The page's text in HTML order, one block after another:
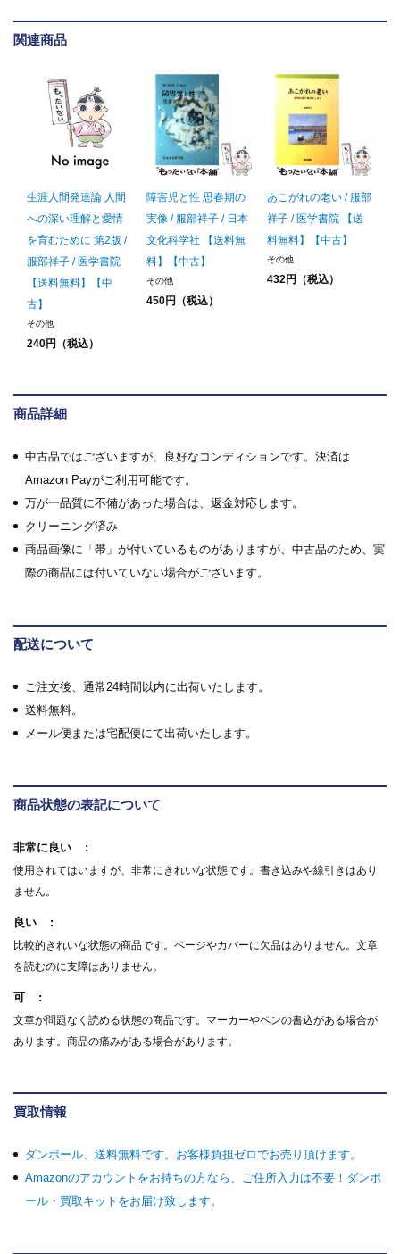
関連商品
生涯人間発達論 人間
への深い理解と愛情
を育むために 第2版 /
服部祥子 / 医学書院
【送料無料】【中
古】
その他
240円（税込）
障害児と性 思春期の
実像 / 服部祥子 / 日本
文化科学社 【送料無
料】【中古】
その他
450円（税込）
あこがれの老い / 服部
祥子 / 医学書院 【送
料無料】【中古】
その他
432円（税込）
商品詳細
中古品ではございますが、良好なコンディションです。決済は
Amazon Payがご利用可能です。
万が一品質に不備があった場合は、返金対応します。
クリーニング済み
商品画像に「帯」が付いているものがありますが、中古品のため、実
際の商品には付いていない場合がございます。
配送について
ご注文後、通常24時間以内に出荷いたします。
送料無料。
メール便または宅配便にて出荷いたします。
商品状態の表記について
非常に良い
使用されてはいますが、非常にきれいな状態です。書き込みや線引きはあり
ません。
良い
比較的きれいな状態の商品です。ページやカバーに欠品はありません。文章
を読むのに支障はありません。
可
文章が問題なく読める状態の商品です。マーカーやペンの書込がある場合が
あります。商品の痛みがある場合があります。
買取情報
ダンボール、送料無料です。お客様負担ゼロでお売り頂けます。
Amazonのアカウントをお持ちの方なら、ご住所入力は不要！ダンボ
ール・買取キットをお届け致します。